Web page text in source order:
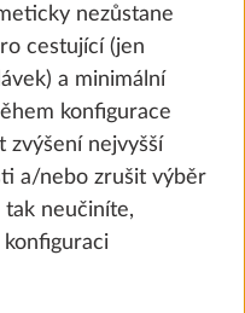
E-Trailer)
7 700 Kč
nezůstane
cestující (jen
a minimální
konfigurace
zvýšení nejvyšší
a/nebo zrušit výběr
tak neučiníte,